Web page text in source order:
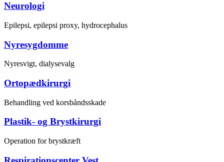
Neurologi
Epilepsi, epilepsi proxy, hydrocephalus
Nyresygdomme
Nyresvigt, dialysevalg
Ortopædkirurgi
Behandling ved korsbåndsskade
Plastik- og Brystkirurgi
Operation for brystkræft